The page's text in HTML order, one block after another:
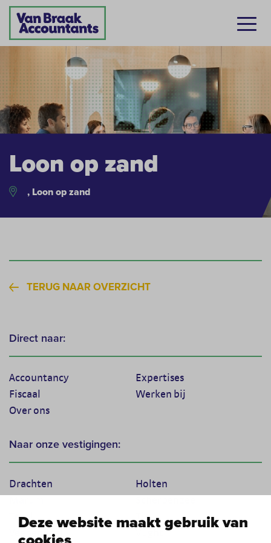
Deze website maakt gebruik van
Loon op zand
, Loon op zand
TERUG NAAR OVERZICHT
Direct naar:
Accountancy
Expertises
Fiscaal
Werken bij
Over ons
Naar onze vestigingen:
Drachten
Holten
Texel
Tiel
Veenendaal